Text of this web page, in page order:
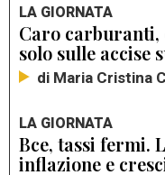
LA GIORNATA
Caro carburanti,
solo sulle accise
di Maria Cristina
LA GIORNATA
Bce, tassi fermi.
inflazione e